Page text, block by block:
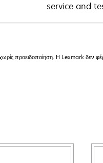
service and
προειδοποίηση. Η Lexmark δεν